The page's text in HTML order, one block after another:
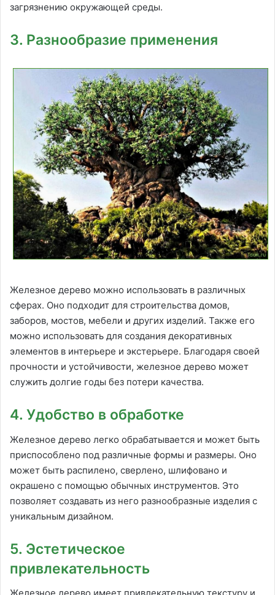
загрязнению окружающей среды.
3. Разнообразие применения
Железное дерево можно использовать в различных
сферах. Оно подходит для строительства домов,
заборов, мостов, мебели и других изделий. Также его
можно использовать для создания декоративных
элементов в интерьере и экстерьере. Благодаря своей
прочности и устойчивости, железное дерево может
служить долгие годы без потери качества.
4. Удобство в обработке
Железное дерево легко обрабатывается и может быть
приспособлено под различные формы и размеры. Оно
может быть распилено, сверлено, шлифовано и
окрашено с помощью обычных инструментов. Это
позволяет создавать из него разнообразные изделия с
уникальным дизайном.
5. Эстетическое
привлекательность